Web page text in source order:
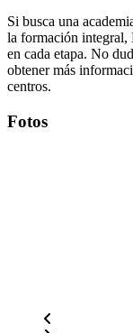
Si busca una
la formación integral,
en cada etapa. No
obtener más
centros.
Fotos